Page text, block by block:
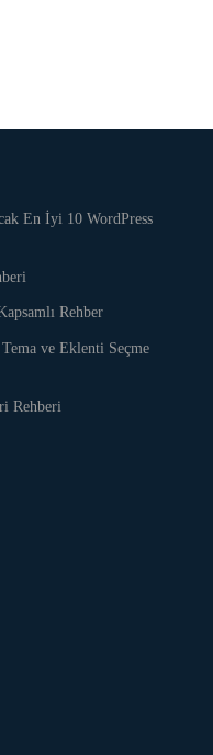
En İyi 10 WordPress
Rehber
ve Eklenti Seçme
Rehberi